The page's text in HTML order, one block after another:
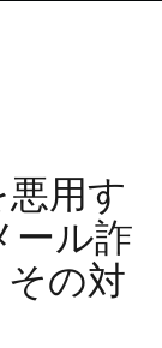
用す
ール詐
の対